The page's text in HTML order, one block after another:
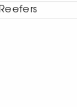
Reefers